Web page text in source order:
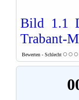
Bild 1.1
Trabant-
Bewerten - Schlecht